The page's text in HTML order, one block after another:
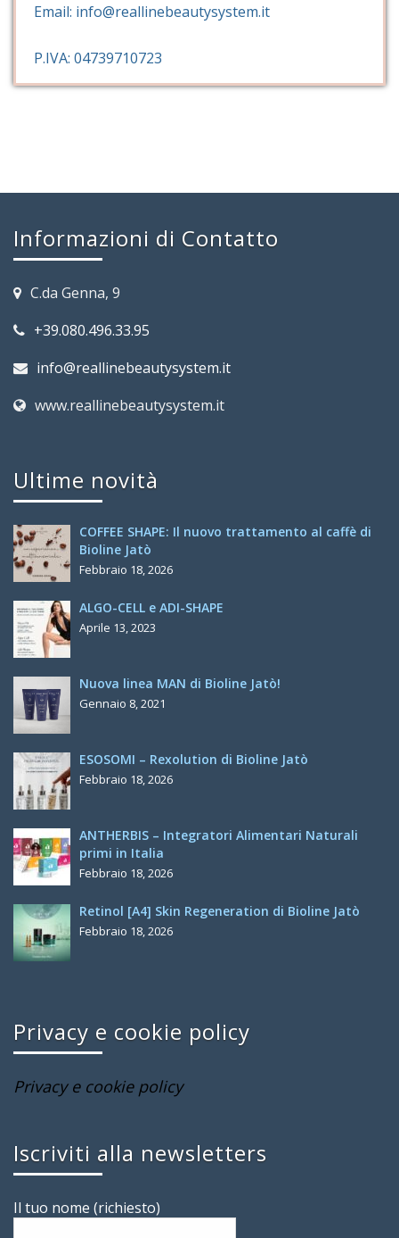
Email: info@reallinebeautysystem.it
P.IVA: 04739710723
Informazioni di Contatto
C.da Genna, 9
+39.080.496.33.95
info@reallinebeautysystem.it
www.reallinebeautysystem.it
Ultime novità
COFFEE SHAPE: Il nuovo trattamento al caffè di
Bioline Jatò
Febbraio 18, 2026
ALGO-CELL e ADI-SHAPE
Aprile 13, 2023
Nuova linea MAN di Bioline Jatò!
Gennaio 8, 2021
ESOSOMI – Rexolution di Bioline Jatò
Febbraio 18, 2026
ANTHERBIS – Integratori Alimentari Naturali
primi in Italia
Febbraio 18, 2026
Retinol [A4] Skin Regeneration di Bioline Jatò
Febbraio 18, 2026
Privacy e cookie policy
Privacy e cookie policy
Iscriviti alla newsletters
Il tuo nome (richiesto)